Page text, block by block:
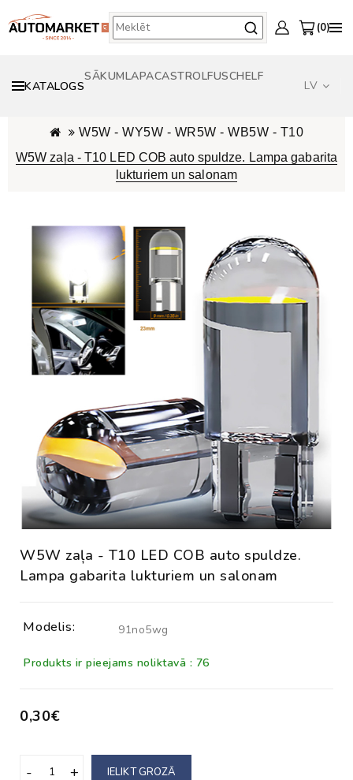
0
KATALOGS
SĀKUMLAPACASTROLFUSCHELF
LV
W5W - WY5W - WR5W - WB5W - T10
W5W zaļa - T10 LED COB auto spuldze. Lampa gabarita
lukturiem un salonam
W5W zaļa - T10 LED COB auto spuldze.
Lampa gabarita lukturiem un salonam
Modelis: 91no5wg
Produkts ir pieejams noliktavā : 76
0,30€
IELIKT GROZĀ